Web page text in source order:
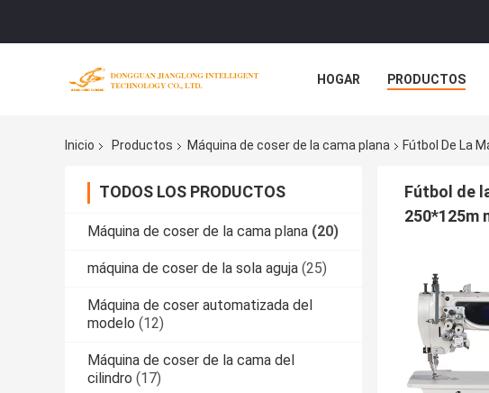
HOGAR PRODUCTOS
Inicio
Productos Máquina de coser de la cama plana Fútbol De La
TODOS LOS PRODUCTOS
Máquina de coser de la cama plana (20)
máquina de coser de la sola aguja (25)
Máquina de coser automatizada del
modelo (12)
Máquina de coser de la cama del
cilindro (17)
Fútbol de
250*125m